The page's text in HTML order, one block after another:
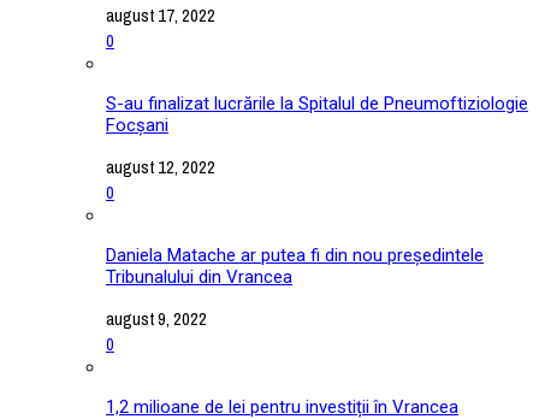
august 17, 2022
0
S-au finalizat lucrările la Spitalul de Pneumoftiziologie
Focșani
august 12, 2022
0
Daniela Matache ar putea fi din nou președintele
Tribunalului din Vrancea
august 9, 2022
0
1,2 milioane de lei pentru investiții în Vrancea